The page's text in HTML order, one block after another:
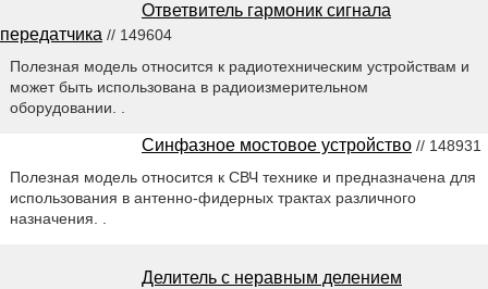
Ответвитель гармоник сигнала
передатчика // 149604
Полезная модель относится к радиотехническим устройствам и
может быть использована в радиоизмерительном
оборудовании. .
Синфазное мостовое устройство // 148931
Полезная модель относится к СВЧ технике и предназначена для
использования в антенно-фидерных трактах различного
назначения. .
Делитель с неравным делением